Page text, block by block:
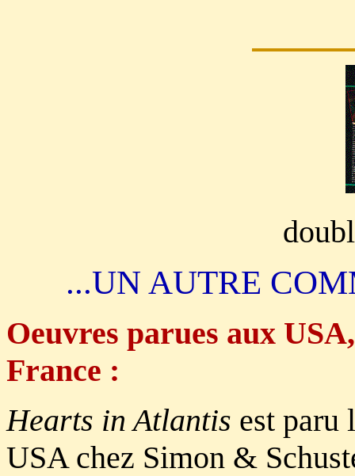
...UN AUTRE
Oeuvres parues aux
France :
Hearts in Atlantis est paru
USA chez Simon &